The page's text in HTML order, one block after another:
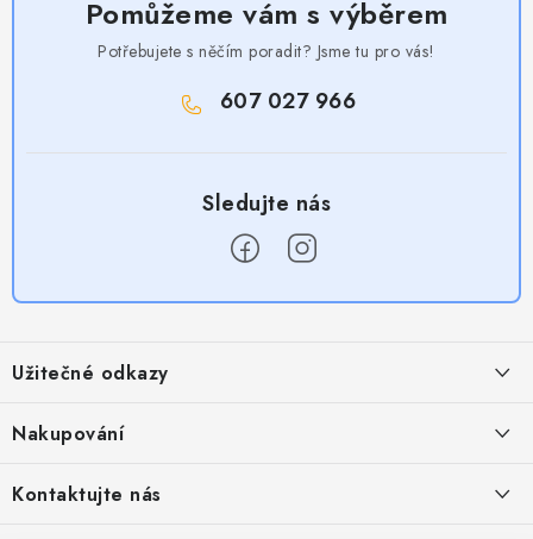
Pomůžeme vám s výběrem
Potřebujete s něčím poradit? Jsme tu pro vás!
607 027 966
p
a
Užitečné odkazy
Provizní systém
Nakupování
Kontaktujte nás